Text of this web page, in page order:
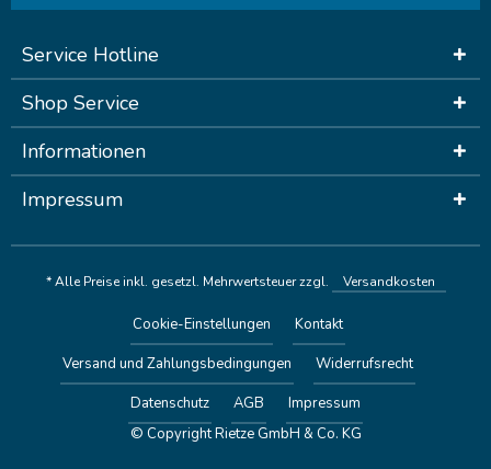
Service Hotline
Shop Service
Informationen
Impressum
* Alle Preise inkl. gesetzl. Mehrwertsteuer zzgl. Versandkosten
Cookie-Einstellungen
Kontakt
Versand und Zahlungsbedingungen
Widerrufsrecht
Datenschutz
AGB
Impressum
© Copyright Rietze GmbH & Co. KG